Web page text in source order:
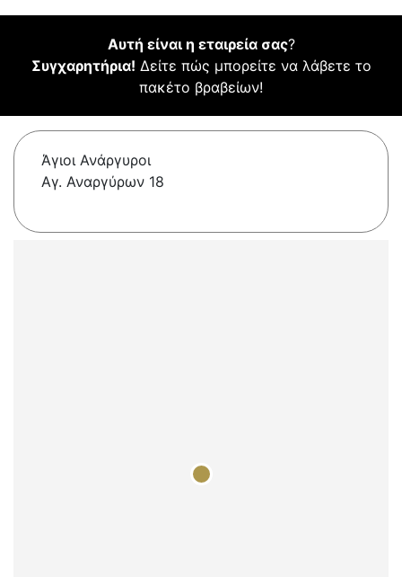
Αυτή είναι η εταιρεία σας?
Συγχαρητήρια! Δείτε πώς μπορείτε να λάβετε το
πακέτο βραβείων!
Άγιοι Ανάργυροι
Αγ. Αναργύρων 18